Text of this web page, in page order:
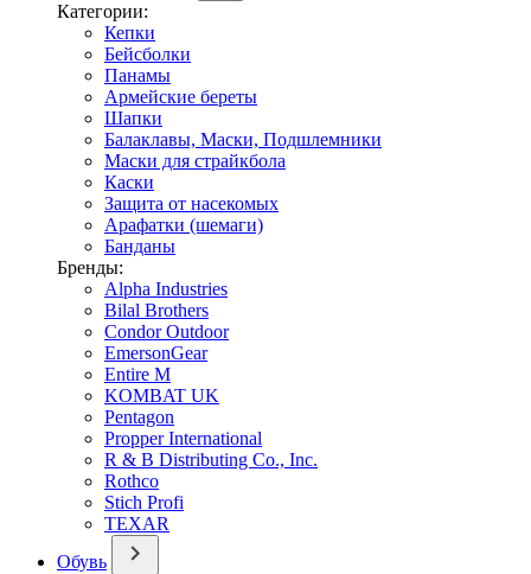
Категории:
Кепки
Бейсболки
Панамы
Армейские береты
Шапки
Балаклавы, Маски, Подшлемники
Маски для страйкбола
Каски
Защита от насекомых
Арафатки (шемаги)
Банданы
Бренды:
Alpha Industries
Bilal Brothers
Condor Outdoor
EmersonGear
Entire M
KOMBAT UK
Pentagon
Propper International
R & B Distributing Co., Inc.
Rothco
Stich Profi
TEXAR
Обувь